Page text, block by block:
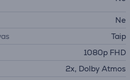
Ne
Taip
1080p FHD
2x, Dolby Atmos